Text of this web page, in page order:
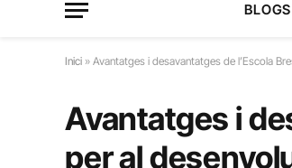
BLOGS
Inici » Avantatges i desavantatges de l’Escola
Avantatges i
per al